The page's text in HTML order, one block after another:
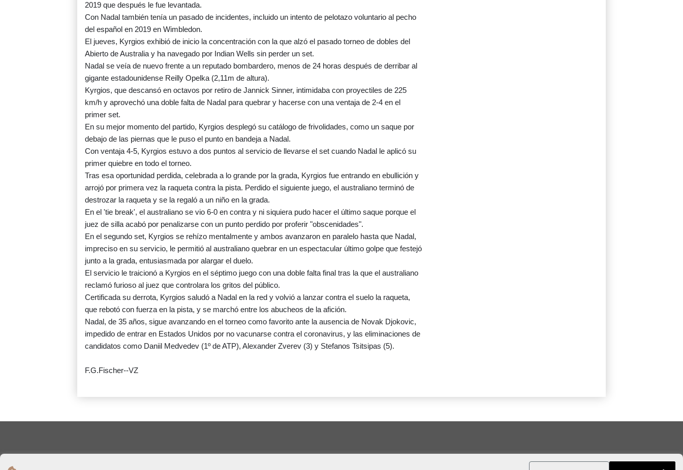
2019 que después le fue levantada.
Con Nadal también tenía un pasado de incidentes, incluido un intento de pelotazo voluntario al pecho
del español en 2019 en Wimbledon.
El jueves, Kyrgios exhibió de inicio la concentración con la que alzó el pasado torneo de dobles del
Abierto de Australia y ha navegado por Indian Wells sin perder un set.
Nadal se veía de nuevo frente a un reputado bombardero, menos de 24 horas después de derribar al
gigante estadounidense Reilly Opelka (2,11m de altura).
Kyrgios, que descansó en octavos por retiro de Jannick Sinner, intimidaba con proyectiles de 225
km/h y aprovechó una doble falta de Nadal para quebrar y hacerse con una ventaja de 2-4 en el
primer set.
En su mejor momento del partido, Kyrgios desplegó su catálogo de frivolidades, como un saque por
debajo de las piernas que le puso el punto en bandeja a Nadal.
Con ventaja 4-5, Kyrgios estuvo a dos puntos al servicio de llevarse el set cuando Nadal le aplicó su
primer quiebre en todo el torneo.
Tras esa oportunidad perdida, celebrada a lo grande por la grada, Kyrgios fue entrando en ebullición y
arrojó por primera vez la raqueta contra la pista. Perdido el siguiente juego, el australiano terminó de
destrozar la raqueta y se la regaló a un niño en la grada.
En el 'tie break', el australiano se vio 6-0 en contra y ni siquiera pudo hacer el último saque porque el
juez de silla acabó por penalizarse con un punto perdido por proferir "obscenidades".
En el segundo set, Kyrgios se rehízo mentalmente y ambos avanzaron en paralelo hasta que Nadal,
impreciso en su servicio, le permitió al australiano quebrar en un espectacular último golpe que festejó
junto a la grada, entusiasmada por alargar el duelo.
El servicio le traicionó a Kyrgios en el séptimo juego con una doble falta final tras la que el australiano
reclamó furioso al juez que controlara los gritos del público.
Certificada su derrota, Kyrgios saludó a Nadal en la red y volvió a lanzar contra el suelo la raqueta,
que rebotó con fuerza en la pista, y se marchó entre los abucheos de la afición.
Nadal, de 35 años, sigue avanzando en el torneo como favorito ante la ausencia de Novak Djokovic,
impedido de entrar en Estados Unidos por no vacunarse contra el coronavirus, y las eliminaciones de
candidatos como Daniil Medvedev (1º de ATP), Alexander Zverev (3) y Stefanos Tsitsipas (5).
F.G.Fischer--VZ